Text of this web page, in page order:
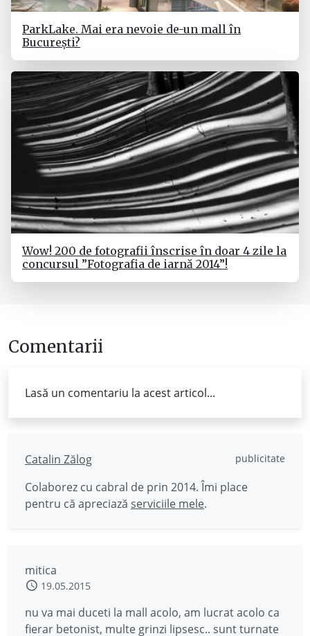
ParkLake. Mai era nevoie de-un mall în
București?
Wow! 200 de fotografii înscrise în doar 4 zile la
concursul ”Fotografia de iarnă 2014”!
Comentarii
Lasă un comentariu la acest articol...
Catalin Zălog publicitate
Colaborez cu cabral de prin 2014. Îmi place
pentru că apreciază serviciile mele.
mitica
19.05.2015
nu va mai duceti la mall acolo, am lucrat acolo ca
fierar betonist, multe grinzi lipsesc.. sunt turnate